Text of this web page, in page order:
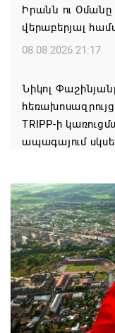
Իրանն ու Օմանը
վերաբերյալ
08.08.2026 21:17
Նիկոլ
TRIPP-ի
ապագայում
Փաշինյանն ու
քննարկվել է
իրականացումը
08.08.2026 12:32
Մաքսիմ
տարեկան